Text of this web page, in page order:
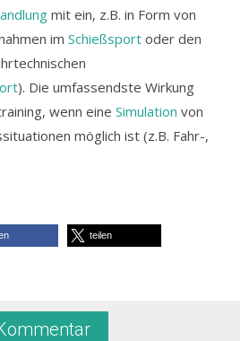
mit ein, z.B. in Form von
im Schießsport oder den
). Die umfassendste Wirkung
wenn eine Simulation von
möglich ist (z.B. Fahr-,
teilen